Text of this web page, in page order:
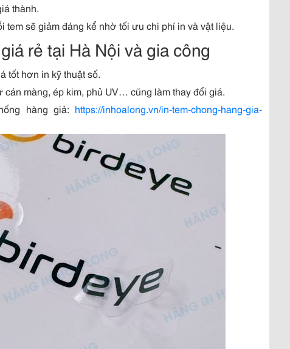
thành.
sẽ giảm đáng kể nhờ tối ưu chi phí in và vật liệu.
rẻ tại Hà Nội và gia công
tốt hơn in kỹ thuật số.
cán màng, ép kim, phủ UV… cũng làm thay đổi giá.
hàng giả: https://inhoalong.vn/in-tem-chong-hang-gia-